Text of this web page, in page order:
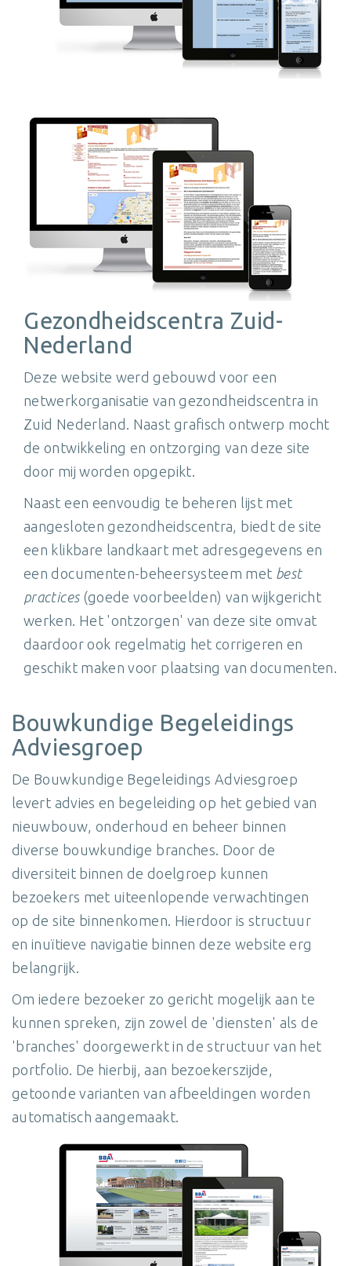
Gezondheidscentra Zuid-
Nederland
Deze website werd gebouwd voor een
netwerkorganisatie van gezondheidscentra in
Zuid Nederland. Naast grafisch ontwerp mocht
de ontwikkeling en ontzorging van deze site
door mij worden opgepikt.
Naast een eenvoudig te beheren lijst met
aangesloten gezondheidscentra, biedt de site
een klikbare landkaart met adresgegevens en
een documenten-beheersysteem met best
practices(goede voorbeelden) van wijkgericht
werken. Het 'ontzorgen' van deze site omvat
daardoor ook regelmatig het corrigeren en
geschikt maken voor plaatsing van documenten.
Bouwkundige Begeleidings
Adviesgroep
De Bouwkundige Begeleidings Adviesgroep
levert advies en begeleiding op het gebied van
nieuwbouw, onderhoud en beheer binnen
diverse bouwkundige branches. Door de
diversiteit binnen de doelgroep kunnen
bezoekers met uiteenlopende verwachtingen
op de site binnenkomen. Hierdoor is structuur
en inuïtieve navigatie binnen deze website erg
belangrijk.
Om iedere bezoeker zo gericht mogelijk aan te
kunnen spreken, zijn zowel de 'diensten' als de
'branches' doorgewerkt in de structuur van het
portfolio. De hierbij, aan bezoekerszijde,
getoonde varianten van afbeeldingen worden
automatisch aangemaakt.